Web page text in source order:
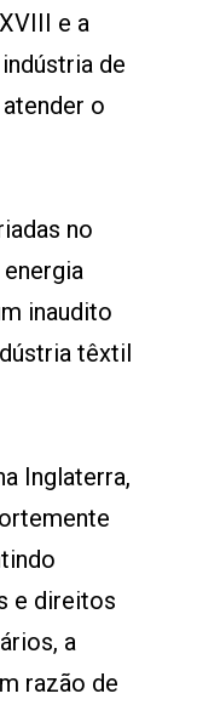
e a
de
o
no
inaudito
têxtil
Inglaterra,
e direitos
a
razão de